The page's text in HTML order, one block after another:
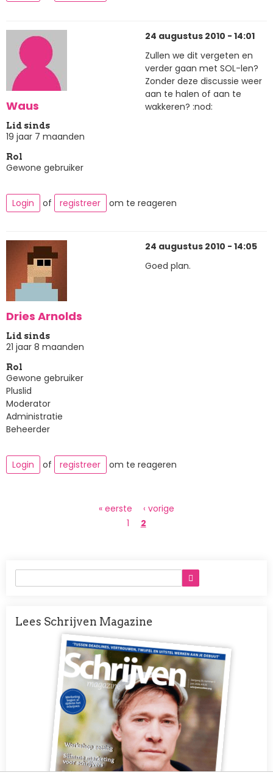
Waus
Lid sinds
19 jaar 7 maanden
Rol
Gewone gebruiker
24 augustus 2010 - 14:01
Zullen we dit vergeten en
verder gaan met SOL-len?
Zonder deze discussie weer
aan te halen of aan te
wakkeren? :nod:
Login of registreer om te reageren
Dries Arnolds
Lid sinds
21 jaar 8 maanden
Rol
Gewone gebruiker
Pluslid
Moderator
Administratie
Beheerder
24 augustus 2010 - 14:05
Goed plan.
Login of registreer om te reageren
Eerste
pagina
« eerste
Vorige
pagina
‹ vorige
Page
1
Huidige
2
Lees Schrijven Magazine
Afbeelding